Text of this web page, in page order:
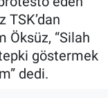
Öksüz, “Silah
tepki göstermek
dedi.